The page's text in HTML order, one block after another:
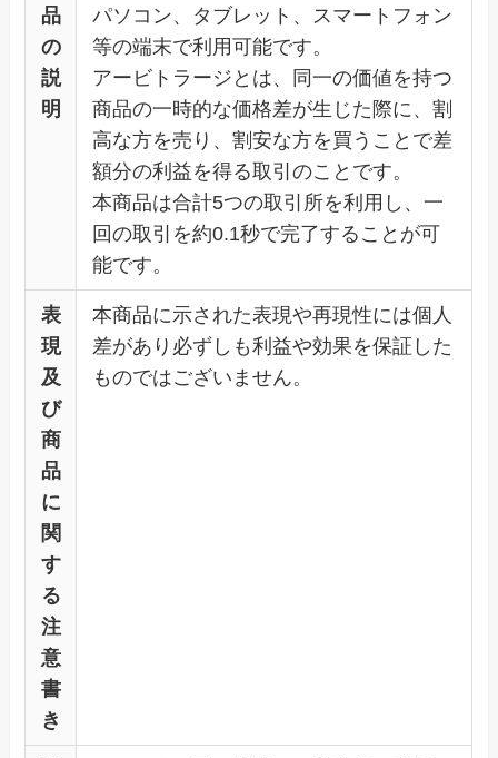
品
の
説
明
パソコン、タブレット、スマートフォン
等の端末で利用可能です。
アービトラージとは、同一の価値を持つ
商品の一時的な価格差が生じた際に、割
高な方を売り、割安な方を買うことで差
額分の利益を得る取引のことです。
本商品は合計5つの取引所を利用し、一
回の取引を約0.1秒で完了することが可
能です。
表
現
及
び
商
品
に
関
す
る
注
意
書
き
本商品に示された表現や再現性には個人
差があり必ずしも利益や効果を保証した
ものではございません。